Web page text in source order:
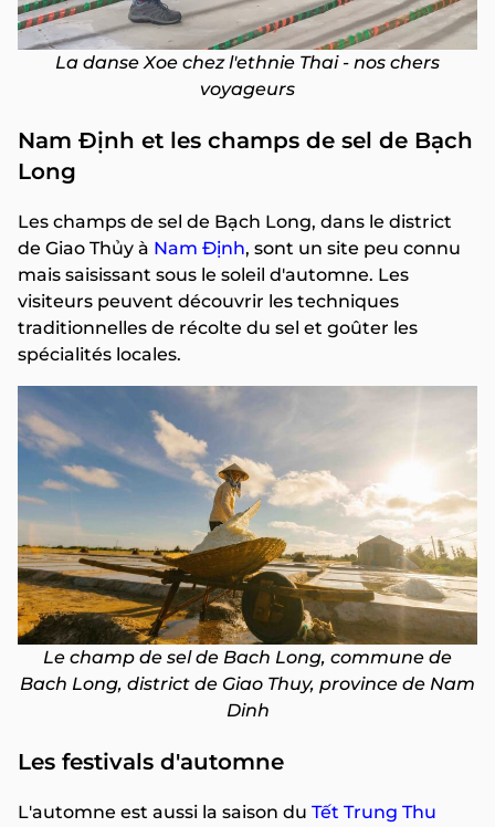
La danse Xoe chez l'ethnie Thai - nos chers
voyageurs
Nam Định et les champs de sel de Bạch
Long
Les champs de sel de Bạch Long, dans le district
de Giao Thủy à Nam Định, sont un site peu connu
mais saisissant sous le soleil d'automne. Les
visiteurs peuvent découvrir les techniques
traditionnelles de récolte du sel et goûter les
spécialités locales.
Le champ de sel de Bach Long, commune de
Bach Long, district de Giao Thuy, province de Nam
Dinh
Les festivals d'automne
L'automne est aussi la saison du Tết Trung Thu